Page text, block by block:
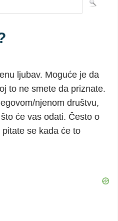
ljubav. Moguće je da
to ne smete da priznate.
njenom društvu,
će vas odati. Često o
se kada će to